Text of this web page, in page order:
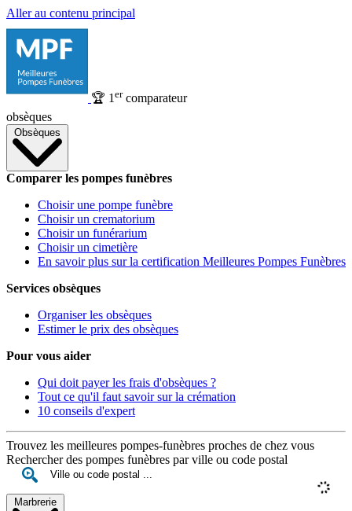
Aller au contenu principal
🏆 1 ercomparateur
obsèques
Obsèques
Comparer les pompes funèbres
Choisir une pompe funèbre
Choisir un crematorium
Choisir un funérarium
Choisir un cimetière
En savoir plus sur la certification Meilleures Pompes Funèbres
Services obsèques
Organiser les obsèques
Estimer le prix des obsèques
Pour vous aider
Qui doit payer les frais d'obsèques ?
Tout ce qu'il faut savoir sur la crémation
10 conseils d'expert
Trouvez les meilleures pompes-funèbres proches de chez vous
Rechercher des pompes funèbres par ville ou code postal
Marbrerie